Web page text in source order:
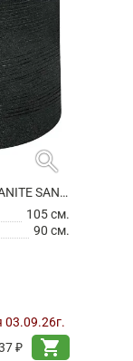
search
КАШПО CAPI ARC GRANITE SANDBAG MEDIUM BLACK
105 см.
90 см.
03.09.26г.
₽
shopping_cart